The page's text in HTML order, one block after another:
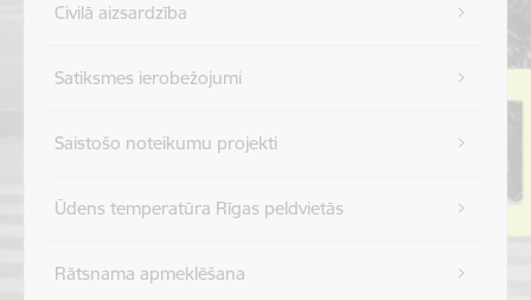
Civilā aizsardzība
Satiksmes ierobežojumi
Saistošo noteikumu projekti
Ūdens temperatūra Rīgas peldvietās
Rātsnama apmeklēšana